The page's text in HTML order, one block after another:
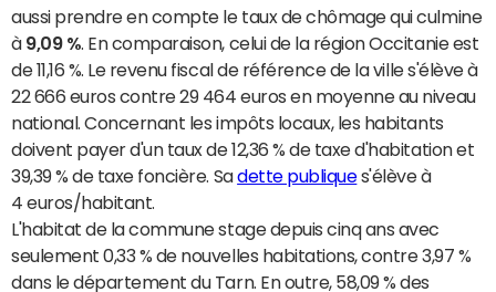
aussi prendre en compte le taux de chômage qui culmine
à 9,09 % . En comparaison, celui de la région Occitanie est
de 11,16 %. Le revenu fiscal de référence de la ville s'élève à
22 666 euros contre 29 464 euros en moyenne au niveau
national. Concernant les impôts locaux, les habitants
doivent payer d'un taux de 12,36 % de taxe d'habitation et
39,39 % de taxe foncière. Sadette publiques'élève à
4 euros/habitant.
L'habitat de la commune stage depuis cinq ans avec
seulement 0,33 % de nouvelles habitations, contre 3,97 %
dans le département du Tarn. En outre, 58,09 % des